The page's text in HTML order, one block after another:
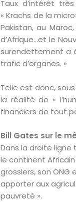
Accueil
A
Propos
Editorial
Actualités
Magazine
Taux d’intérêt
« Krachs de la
Pakistan, au
d’Afrique…et le
surendettement a
trafic d’organes. »
Telle est donc,
la réalité de «
financiers de tout
Bill Gates sur le
Dans la droite
le continent
grossiers, son ONG
apporter aux
pauvreté ».